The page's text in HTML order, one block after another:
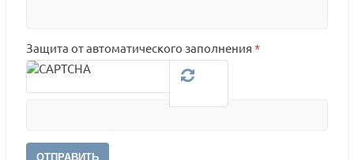
Защита от автоматического заполнения *
ОТПРАВИТЬ